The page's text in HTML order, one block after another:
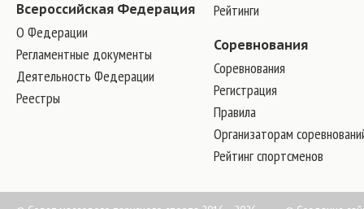
Всероссийская Федерация
О Федерации
Регламентные документы
Деятельность Федерации
Реестры
Рейтинги
Соревнования
Соревнования
Регистрация
Правила
Организаторам
Рейтинг спортсменов